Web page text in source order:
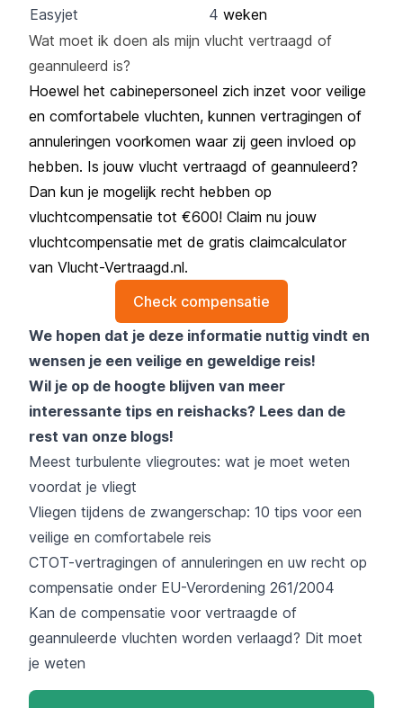
Easyjet
4 weken
Wat moet ik doen als mijn vlucht vertraagd of
geannuleerd is?
Hoewel het cabinepersoneel zich inzet voor veilige
en comfortabele vluchten, kunnen vertragingen of
annuleringen voorkomen waar zij geen invloed op
hebben. Is jouw vlucht vertraagd of geannuleerd?
Dan kun je mogelijk recht hebben op
vluchtcompensatie tot €600! Claim nu jouw
vluchtcompensatie met de gratis claimcalculator
van Vlucht-Vertraagd.nl.
Check compensatie
We hopen dat je deze informatie nuttig vindt en
wensen je een veilige en geweldige reis!
Wil je op de hoogte blijven van meer
interessante tips en reishacks? Lees dan de
rest van onze blogs!
Meest turbulente vliegroutes: wat je moet weten
voordat je vliegt
Vliegen tijdens de zwangerschap: 10 tips voor een
veilige en comfortabele reis
CTOT-vertragingen of annuleringen en uw recht op
compensatie onder EU-Verordening 261/2004
Kan de compensatie voor vertraagde of
geannuleerde vluchten worden verlaagd? Dit moet
je weten